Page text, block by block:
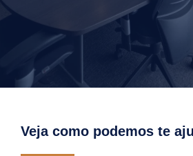
Veja como podemos te